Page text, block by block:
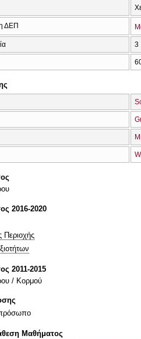
ΔΕΠ
3
2016-2020
Περιοχής
2011-2015
/ Κορμού
Μαθήματος